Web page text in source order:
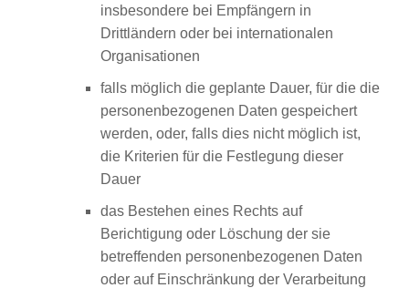
insbesondere bei Empfängern in
Drittländern oder bei internationalen
Organisationen
falls möglich die geplante Dauer, für die die
personenbezogenen Daten gespeichert
werden, oder, falls dies nicht möglich ist,
die Kriterien für die Festlegung dieser
Dauer
das Bestehen eines Rechts auf
Berichtigung oder Löschung der sie
betreffenden personenbezogenen Daten
oder auf Einschränkung der Verarbeitung